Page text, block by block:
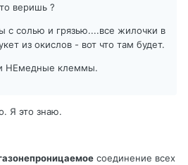
веришь ?
с солью и грязью....все жилочки в
из окислов - вот что там будет.
НЕмедные клеммы.
Я это знаю.
соединение всех